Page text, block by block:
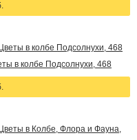
в колбе Подсолнухи, 468